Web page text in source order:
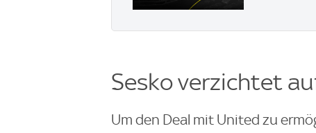
Sesko verzichtet
Um den Deal mit United zu